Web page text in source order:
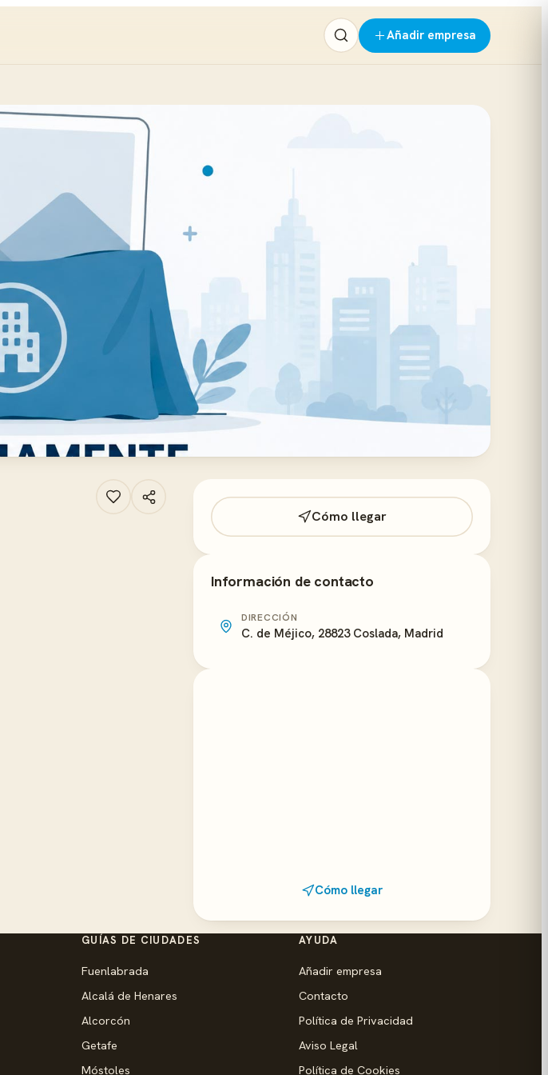
Añadir empresa
Cómo llegar
Información de contacto
DIRECCIÓN
C. de Méjico, 28823 Coslada, Madrid
Cómo llegar
GUÍAS DE CIUDADES
Fuenlabrada
Alcalá de Henares
Alcorcón
Getafe
Móstoles
AYUDA
Añadir empresa
Contacto
Política de Privacidad
Aviso Legal
Política de Cookies